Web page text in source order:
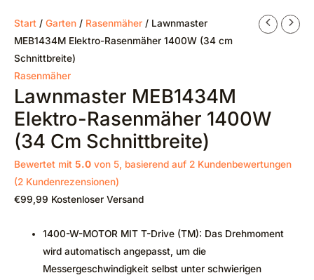
Start / Garten / Rasenmäher / Lawnmaster
MEB1434M Elektro-Rasenmäher 1400W (34 cm
Schnittbreite)
Rasenmäher
Lawnmaster MEB1434M
Elektro-Rasenmäher 1400W
(34 Cm Schnittbreite)
Bewertet mit 5.0 von 5, basierend auf 2 Kundenbewertungen
(2 Kundenrezensionen)
€99,99 Kostenloser Versand
1400-W-MOTOR MIT T-Drive (TM): Das Drehmoment
wird automatisch angepasst, um die
Messergeschwindigkeit selbst unter schwierigen